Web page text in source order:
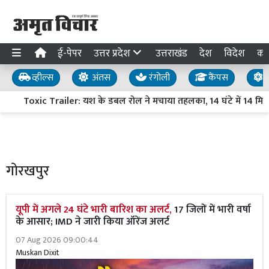
ई-पेपर उत्तर प्रदेश उत्तराखंड देश विदेश
व्हील्स अंतस रंगोली कैंपस
Toxic Trailer: यश के डबल रोल ने मचाया तहलका, 14 घंटे में 14
गोरखपुर
यूपी में अगले 24 घंटे भारी बारिश का अलर्ट,17 जिलों में भारी वर्षा
के आसार; IMD ने जारी किया ऑरेंज अलर्ट
07 Aug 2026 09:00:44
Muskan Dixit